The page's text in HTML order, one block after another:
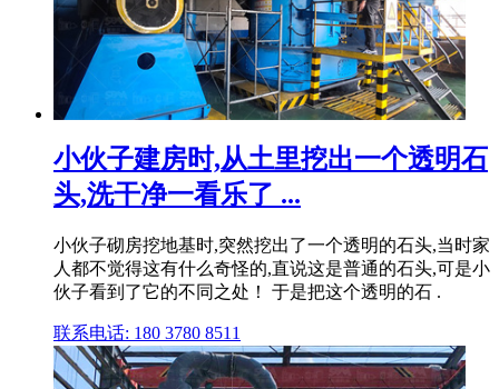
小伙子建房时,从土里挖出一个透明石
头,洗干净一看乐了 ...
小伙子砌房挖地基时,突然挖出了一个透明的石头,当时家
人都不觉得这有什么奇怪的,直说这是普通的石头,可是小
伙子看到了它的不同之处！ 于是把这个透明的石 .
联系电话: 180 3780 8511